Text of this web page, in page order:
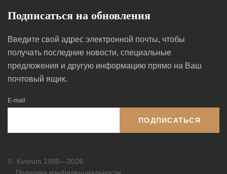
Подписаться на обновления
Введите свой адрес электронной почты, чтобы
получать последние новости, специальные
предложения и другую информацию прямо на Ваш
почтовый ящик.
E-mail
ПОДПИСАТЬСЯ
© Kvorum 1995—2026
Политика конфиденциальности